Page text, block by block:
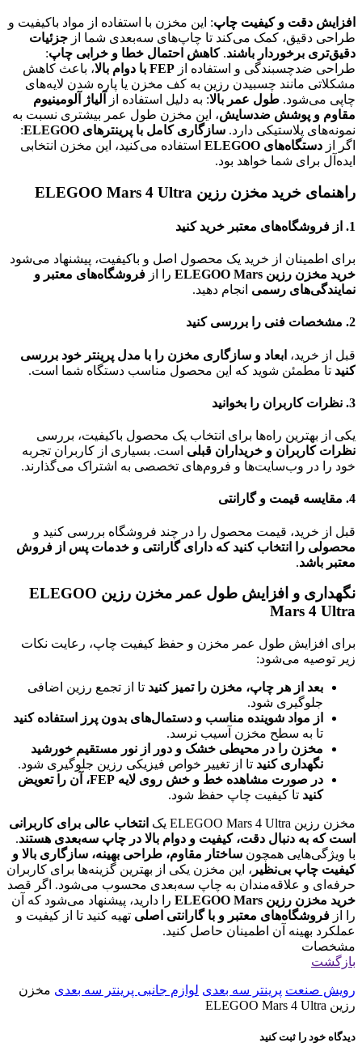
افزایش دقت و کیفیت چاپ: این مخزن با استفاده از مواد باکیفیت و
طراحی دقیق، کمک می‌کند تا چاپ‌های سه‌بعدی شما از جزئیات
دقیق‌تری برخوردار باشند.کاهش احتمال خطا و خرابی چاپ:
طراحی ضدچسبندگی و استفاده از FEP با دوام بالا
، باعث کاهش
مشکلاتی مانند چسبیدن رزین به کف مخزن یا پاره شدن لایه‌های
چاپی می‌شود. طول عمر بالا: به دلیل استفاده از
آلیاژ آلومینیوم
مقاوم و پوشش ضدسایش، این مخزن طول عمر بیشتری نسبت به
نمونه‌های پلاستیکی دارد. سازگاری کامل با پرینترهای ELEGOO
:
اگر از دستگاه‌های ELEGOO
استفاده می‌کنید، این مخزن انتخابی
ایده‌آل برای شما خواهد بود.
راهنمای خرید مخزن رزین ELEGOO Mars 4 Ultra
1. از فروشگاه‌های معتبر خرید کنید
برای اطمینان از خرید یک محصول اصل و باکیفیت، پیشنهاد می‌شود
خرید مخزن رزین ELEGOO Mars
را از فروشگاه‌های معتبر و
نمایندگی‌های رسمی انجام دهید.
2. مشخصات فنی را بررسی کنید
قبل از خرید، ابعاد و سازگاری مخزن را با مدل پرینتر خود بررسی
کنید تا مطمئن شوید که این محصول مناسب دستگاه شما است.
3. نظرات کاربران را بخوانید
یکی از بهترین راه‌ها برای انتخاب یک محصول باکیفیت، بررسی
نظرات کاربران و خریداران قبلی است. بسیاری از کاربران تجربه
خود را در وب‌سایت‌ها و فروم‌های تخصصی به اشتراک می‌گذارند.
4. مقایسه قیمت و گارانتی
قبل از خرید، قیمت محصول را در چند فروشگاه بررسی کنید و
محصولی را انتخاب کنید که دارای گارانتی و خدمات پس از فروش
معتبر باشد.
نگهداری و افزایش طول عمر مخزن رزین ELEGOO
Mars 4 Ultra
برای افزایش طول عمر مخزن و حفظ کیفیت چاپ، رعایت نکات
زیر توصیه می‌شود:
بعد از هر چاپ، مخزن را تمیز کنید تا از تجمع رزین اضافی
جلوگیری شود.
از مواد شوینده مناسب و دستمال‌های بدون پرز استفاده کنید
تا به سطح مخزن آسیب نرسد.
مخزن را در محیطی خشک و دور از نور مستقیم خورشید
نگهداری کنید تا از تغییر خواص فیزیکی رزین جلوگیری شود.
در صورت مشاهده خط و خش روی لایه FEP، آن را تعویض
کنید تا کیفیت چاپ حفظ شود.
مخزن رزین ELEGOO Mars 4 Ultra یک
انتخاب عالی برای کاربرانی
است که به دنبال دقت، کیفیت و دوام بالا در چاپ سه‌بعدی هستند.
با ویژگی‌هایی همچون ساختار مقاوم، طراحی بهینه، سازگاری بالا و
کیفیت چاپ بی‌نظیر ، این مخزن یکی از بهترین گزینه‌ها برای کاربران
حرفه‌ای و علاقه‌مندان به چاپ سه‌بعدی محسوب می‌شود. اگر قصد
خرید مخزن رزین ELEGOO Mars
را دارید، پیشنهاد می‌شود که آن
را از فروشگاه‌های معتبر و با گارانتی اصلی تهیه کنید تا از کیفیت و
عملکرد بهینه آن اطمینان حاصل کنید.
مشخصات
بازگشت
رویش صنعت پرینتر سه بعدی لوازم جانبی پرینتر سه بعدی مخزن
رزین ELEGOO Mars 4 Ultra
دیدگاه خود را ثبت کنید